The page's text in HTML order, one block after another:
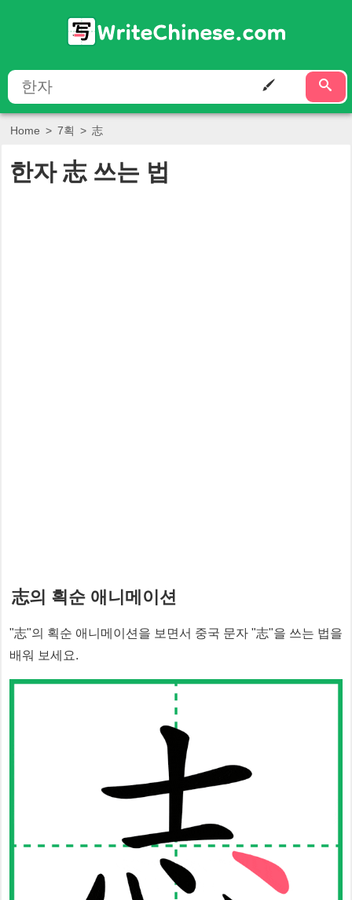
Home > 7획 > 志
한자 志 쓰는 법
志의 획순 애니메이션
"志"의 획순 애니메이션을 보면서 중국 문자 "志"을 쓰는 법을
배워 보세요.